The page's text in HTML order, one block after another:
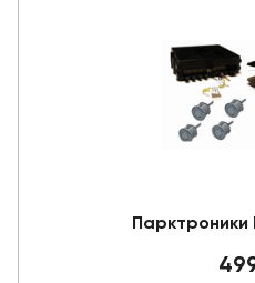
Парктроники